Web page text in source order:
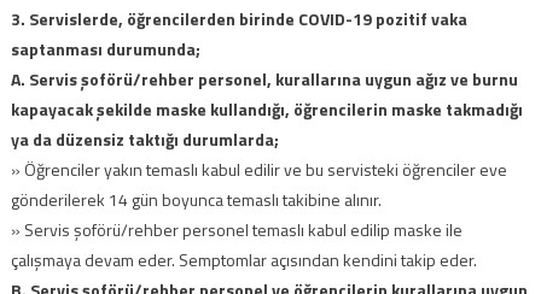
3. Servislerde, öğrencilerden birinde COVID-19 pozitif vaka
saptanması durumunda;
A. Servis şoförü/rehber personel, kurallarına uygun ağız ve burnu
kapayacak şekilde maske kullandığı, öğrencilerin maske takmadığı
ya da düzensiz taktığı durumlarda;
» Öğrenciler yakın temaslı kabul edilir ve bu servisteki öğrenciler eve
gönderilerek 14 gün boyunca temaslı takibine alınır.
» Servis şoförü/rehber personel temaslı kabul edilip maske ile
çalışmaya devam eder. Semptomlar açısından kendini takip eder.